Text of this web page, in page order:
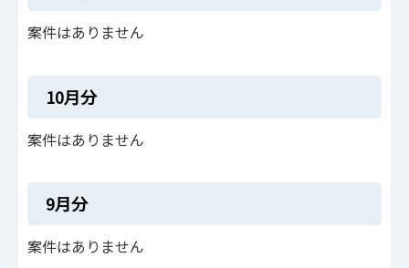
案件はありません
10月分
案件はありません
9月分
案件はありません